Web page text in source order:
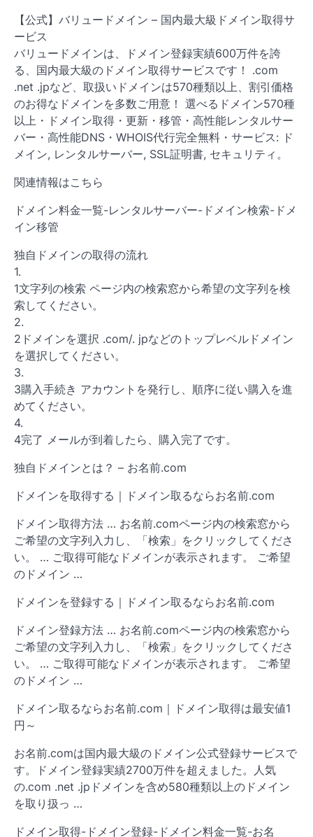
【公式】バリュードメイン – 国内最大級ドメイン取得サ
ービス
バリュードメインは、ドメイン登録実績600万件を誇
る、国内最大級のドメイン取得サービスです！ .com
.net .jpなど、取扱いドメインは570種類以上、割引価格
のお得なドメインを多数ご用意！ 選べるドメイン570種
以上・ドメイン取得・更新・移管・高性能レンタルサー
バー・高性能DNS・WHOIS代行完全無料・サービス: ド
メイン, レンタルサーバー, SSL証明書, セキュリティ。
関連情報はこちら
ドメイン料金一覧-レンタルサーバー-ドメイン検索-ドメ
イン移管
独自ドメインの取得の流れ
1.
1文字列の検索 ページ内の検索窓から希望の文字列を検
索してください。
2.
2ドメインを選択 .com/. jpなどのトップレベルドメイン
を選択してください。
3.
3購入手続き アカウントを発行し、順序に従い購入を進
めてください。
4.
4完了 メールが到着したら、購入完了です。
独自ドメインとは？ – お名前.com
ドメインを取得する｜ドメイン取るならお名前.com
ドメイン取得方法 … お名前.comページ内の検索窓から
ご希望の文字列入力し、「検索」をクリックしてくださ
い。 … ご取得可能なドメインが表示されます。 ご希望
のドメイン …
ドメインを登録する｜ドメイン取るならお名前.com
ドメイン登録方法 … お名前.comページ内の検索窓から
ご希望の文字列入力し、「検索」をクリックしてくださ
い。 … ご取得可能なドメインが表示されます。 ご希望
のドメイン …
ドメイン取るならお名前.com｜ドメイン取得は最安値1
円～
お名前.comは国内最大級のドメイン公式登録サービスで
す。ドメイン登録実績2700万件を超えました。人気
の.com .net .jpドメインを含め580種類以上のドメイン
を取り扱っ …
ドメイン取得-ドメイン登録-ドメイン料金一覧-お名